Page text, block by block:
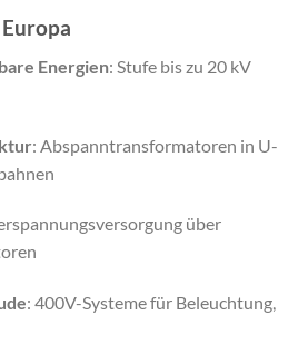
Energien: Stufe bis zu 20 kV
: Abspanntransformatoren in U-
über
: 400V-Systeme für Beleuchtung,